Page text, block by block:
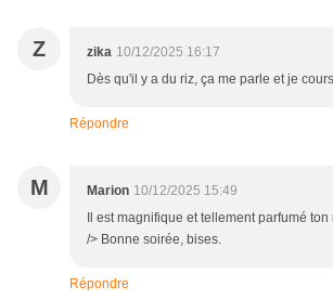
Z zika 10/12/2025 16:17
Dès qu'il y a du riz, ça me parle et je
Répondre
M Marion 10/12/2025 15:49
Il est magnifique et tellement parfumé
/> Bonne soirée, bises.
Répondre